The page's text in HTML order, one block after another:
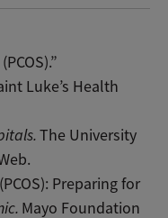
Luke’s Health
The University
Preparing for
Mayo Foundation